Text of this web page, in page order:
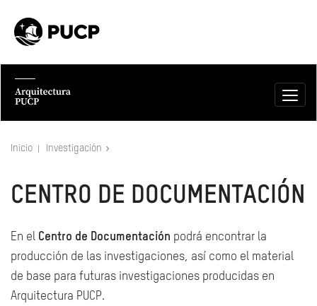
Inicio Investigación
CENTRO DE DOCUMENTACIÓN
En el Centro de Documentación podrá encontrar la
producción de las investigaciones, así como el material
de base para futuras investigaciones producidas en
Arquitectura PUCP.